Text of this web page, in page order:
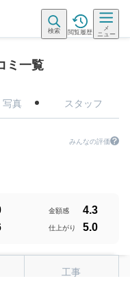
検索 閲覧履歴
メ
ニュー
ミ一覧
写真 スタッフ
みんなの評価
金額感 4.3
仕上がり 5.0
工事